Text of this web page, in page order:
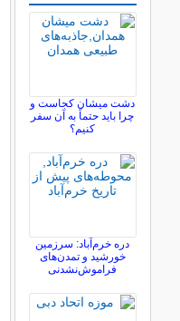
دشت میشان کجاست و
چرا باید حتماً به آن سفر
کنیم؟
دره خرم‌آباد: سرزمین
خورشید و تمدن‌های
فراموش‌نشدنی